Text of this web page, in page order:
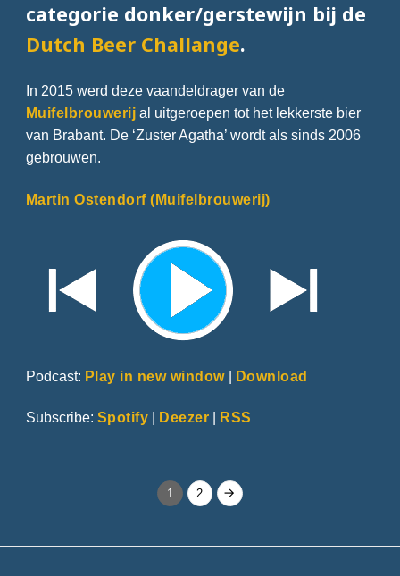
categorie donker/gerstewijn bij de
Dutch Beer Challange.
In 2015 werd deze vaandeldrager van de
Muifelbrouwerij al uitgeroepen tot het lekkerste bier
van Brabant. De ‘Zuster Agatha’ wordt als sinds 2006
gebrouwen.
Martin Ostendorf (Muifelbrouwerij)
Podcast: Play in new window| Download
Subscribe: Spotify Deezer RSS
Page
1 Page
2